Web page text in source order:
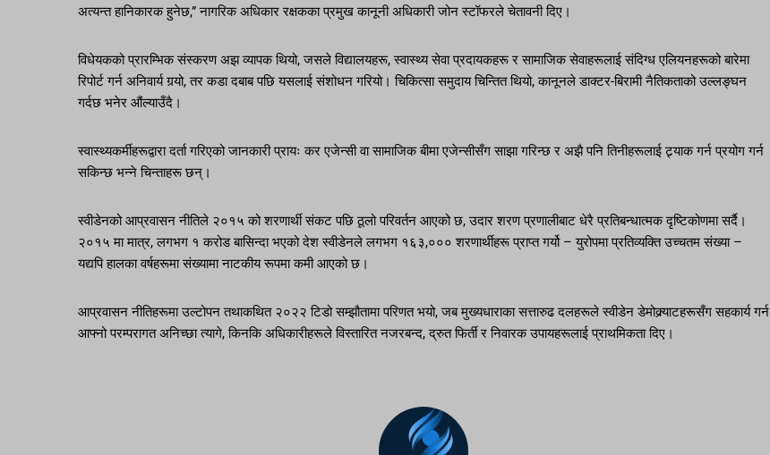
अत्यन्त हानिकारक हुनेछ,” नागरिक अधिकार रक्षकका प्रमुख कानूनी अधिकारी जोन स्टॉफरले चेतावनी दिए।
विधेयकको प्रारम्भिक संस्करण अझ व्यापक थियो, जसले विद्यालयहरू, स्वास्थ्य सेवा प्रदायकहरू र सामाजिक सेवाहरूलाई संदिग्ध एलियनहरूको बारेमा
रिपोर्ट गर्न अनिवार्य गर्‍यो, तर कडा दबाब पछि यसलाई संशोधन गरियो। चिकित्सा समुदाय चिन्तित थियो, कानूनले डाक्टर-बिरामी नैतिकताको उल्लङ्घन
गर्दछ भनेर औंल्याउँदै।
स्वास्थ्यकर्मीहरूद्वारा दर्ता गरिएको जानकारी प्रायः कर एजेन्सी वा सामाजिक बीमा एजेन्सीसँग साझा गरिन्छ र अझै पनि तिनीहरूलाई ट्र्याक गर्न प्रयोग गर्न
सकिन्छ भन्ने चिन्ताहरू छन्।
स्वीडेनको आप्रवासन नीतिले २०१५ को शरणार्थी संकट पछि ठूलो परिवर्तन आएको छ, उदार शरण प्रणालीबाट धेरै प्रतिबन्धात्मक दृष्टिकोणमा सर्दै।
२०१५ मा मात्र, लगभग १ करोड बासिन्दा भएको देश स्वीडेनले लगभग १६३,००० शरणार्थीहरू प्राप्त गर्यो – युरोपमा प्रतिव्यक्ति उच्चतम संख्या –
यद्यपि हालका वर्षहरूमा संख्यामा नाटकीय रूपमा कमी आएको छ।
आप्रवासन नीतिहरूमा उल्टोपन तथाकथित २०२२ टिडो सम्झौतामा परिणत भयो, जब मुख्यधाराका सत्तारुढ दलहरूले स्वीडेन डेमोक्र्याटहरूसँग सहकार्य गर्न
आफ्नो परम्परागत अनिच्छा त्यागे, किनकि अधिकारीहरूले विस्तारित नजरबन्द, द्रुत फिर्ती र निवारक उपायहरूलाई प्राथमिकता दिए।